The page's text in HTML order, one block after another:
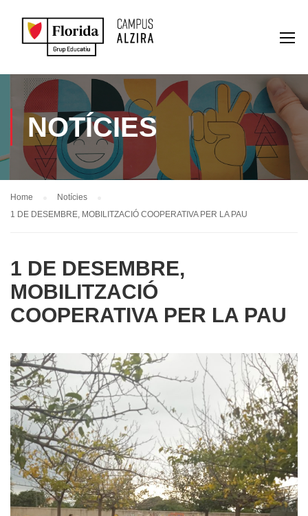
NOTÍCIES
Home
Notícies
1 DE DESEMBRE, MOBILITZACIÓ COOPERATIVA PER LA PAU
1 DE DESEMBRE,
MOBILITZACIÓ
COOPERATIVA PER LA PAU